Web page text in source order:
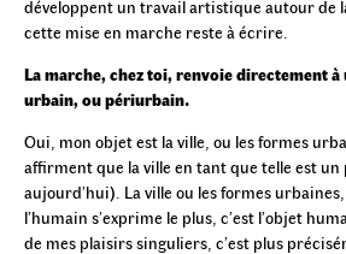
développent un travail artistique autour de
cette mise en marche reste à écrire.
La marche, chez toi, renvoie directement à
urbain, ou périurbain.
Oui, mon objet est la ville, ou les formes
affirment que la ville en tant que telle est un
aujourd’hui). La ville ou les formes urbaines,
l’humain s’exprime le plus, c’est l’objet
de mes plaisirs singuliers, c’est plus